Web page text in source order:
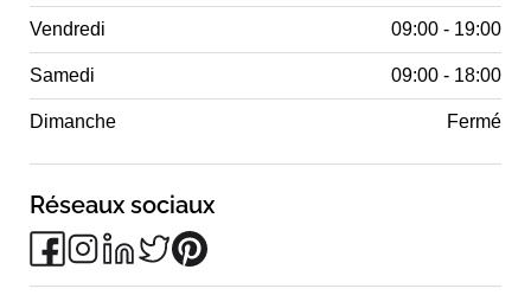
Vendredi 09:00 - 19:00
Samedi 09:00 - 18:00
Dimanche Fermé
Réseaux sociaux